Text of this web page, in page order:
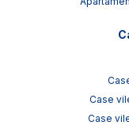
Case
Case